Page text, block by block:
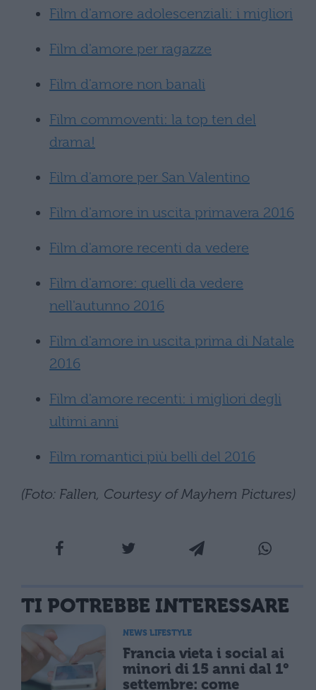
Film d'amore adolescenziali: i migliori
Film d'amore per ragazze
Film d'amore non banali
Film commoventi: la top ten del
drama!
Film d'amore per San Valentino
Film d'amore in uscita primavera 2016
Film d'amore recenti da vedere
Film d'amore: quelli da vedere
nell'autunno 2016
Film d'amore in uscita prima di Natale
2016
Film d'amore recenti: i migliori degli
ultimi anni
Film romantici più belli del 2016
(Foto: Fallen, Courtesy of Mayhem Pictures)
TI POTREBBE INTERESSARE
NEWS LIFESTYLE
Francia vieta i social ai
minori di 15 anni dal 1°
settembre: come